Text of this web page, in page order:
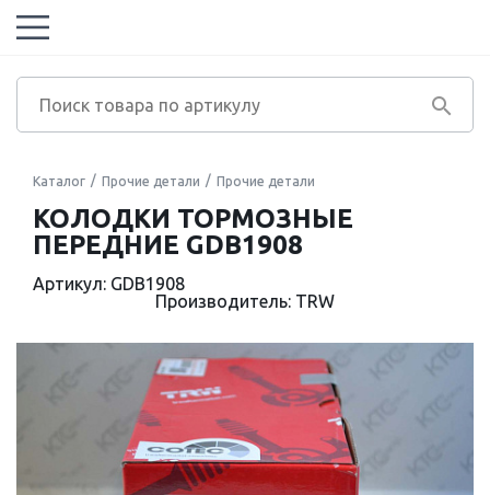
Каталог Прочие детали Прочие детали
КОЛОДКИ ТОРМОЗНЫЕ
ПЕРЕДНИЕ GDB1908
Артикул: GDB1908
Производитель: TRW